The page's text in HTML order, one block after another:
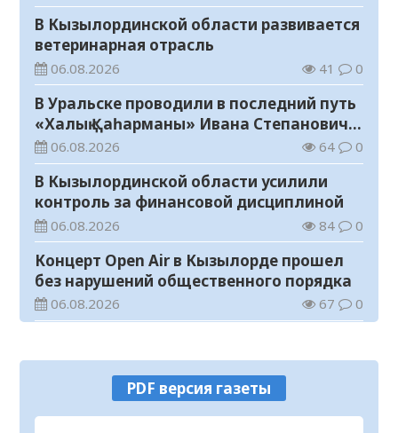
В Кызылординской области развивается
ветеринарная отрасль
06.08.2026 41 0
В Уральске проводили в последний путь
«Халық Қаһарманы» Ивана Степановича
Гапича
06.08.2026 64 0
В Кызылординской области усилили
контроль за финансовой дисциплиной
06.08.2026 84 0
Концерт Open Air в Кызылорде прошел
без нарушений общественного порядка
06.08.2026 67 0
конкурс видеороликов о семейных
ценностях и Конституции
06.08.2026
Соблюдение правил пожарной
PDF версия газеты